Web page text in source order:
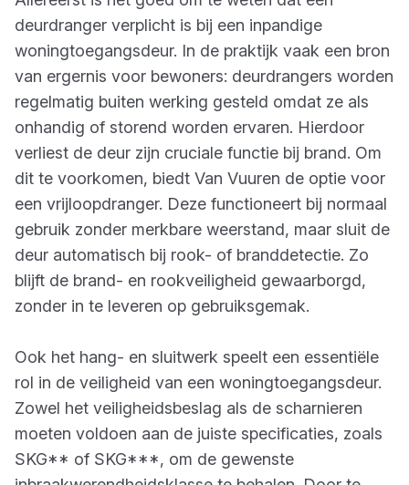
deurdranger verplicht is bij een inpandige
woningtoegangsdeur. In de praktijk vaak een bron
van ergernis voor bewoners: deurdrangers worden
regelmatig buiten werking gesteld omdat ze als
onhandig of storend worden ervaren. Hierdoor
verliest de deur zijn cruciale functie bij brand. Om
dit te voorkomen, biedt Van Vuuren de optie voor
een vrijloopdranger. Deze functioneert bij normaal
gebruik zonder merkbare weerstand, maar sluit de
deur automatisch bij rook- of branddetectie. Zo
blijft de brand- en rookveiligheid gewaarborgd,
zonder in te leveren op gebruiksgemak.
Ook het hang- en sluitwerk speelt een essentiële
rol in de veiligheid van een woningtoegangsdeur.
Zowel het veiligheidsbeslag als de scharnieren
moeten voldoen aan de juiste specificaties, zoals
SKG** of SKG***, om de gewenste